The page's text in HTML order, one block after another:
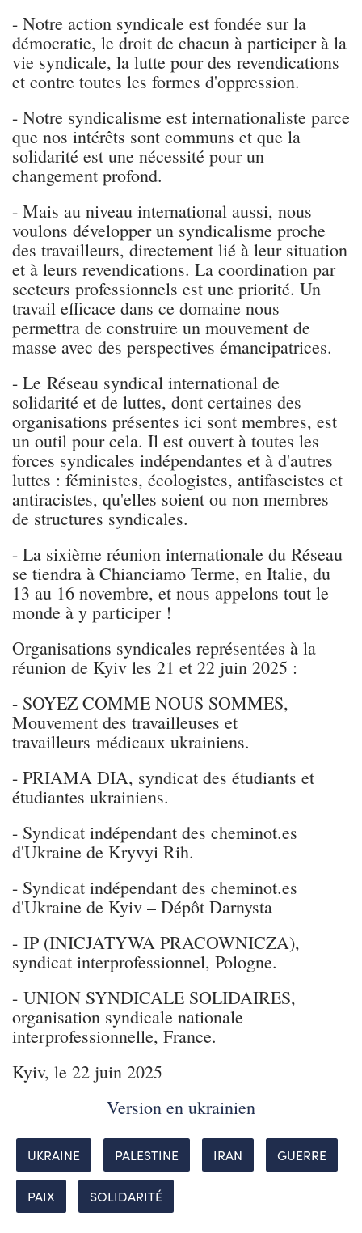
- Notre action syndicale est fondée sur la
démocratie, le droit de chacun à participer à la
vie syndicale, la lutte pour des revendications
et contre toutes les formes d'oppression.
- Notre syndicalisme est internationaliste parce
que nos intérêts sont communs et que la
solidarité est une nécessité pour un
changement profond.
- Mais au niveau international aussi, nous
voulons développer un syndicalisme proche
des travailleurs, directement lié à leur situation
et à leurs revendications. La coordination par
secteurs professionnels est une priorité. Un
travail efficace dans ce domaine nous
permettra de construire un mouvement de
masse avec des perspectives émancipatrices.
- Le Réseau syndical international de
solidarité et de luttes, dont certaines des
organisations présentes ici sont membres, est
un outil pour cela. Il est ouvert à toutes les
forces syndicales indépendantes et à d'autres
luttes : féministes, écologistes, antifascistes et
antiracistes, qu'elles soient ou non membres
de structures syndicales.
- La sixième réunion internationale du Réseau
se tiendra à Chianciamo Terme, en Italie, du
13 au 16 novembre, et nous appelons tout le
monde à y participer !
Organisations syndicales représentées à la
réunion de Kyiv les 21 et 22 juin 2025 :
- SOYEZ COMME NOUS SOMMES,
Mouvement des travailleuses et
travailleurs médicaux ukrainiens.
- PRIAMA DIA, syndicat des étudiants et
étudiantes ukrainiens.
- Syndicat indépendant des cheminot.es
d'Ukraine de Kryvyi Rih.
- Syndicat indépendant des cheminot.es
d'Ukraine de Kyiv – Dépôt Darnysta
- IP (INICJATYWA PRACOWNICZA),
syndicat interprofessionnel, Pologne.
- UNION SYNDICALE SOLIDAIRES,
organisation syndicale nationale
interprofessionnelle, France.
Kyiv, le 22 juin 2025
Version en ukrainien
UKRAINE PALESTINE IRAN GUERRE
PAIX SOLIDARITÉ